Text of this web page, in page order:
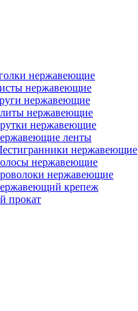
нержавеющие
нержавеющие
нержавеющие
нержавеющие
нержавеющие
ленты
нержавеющие
нержавеющие
нержавеющие
крепеж
прокат